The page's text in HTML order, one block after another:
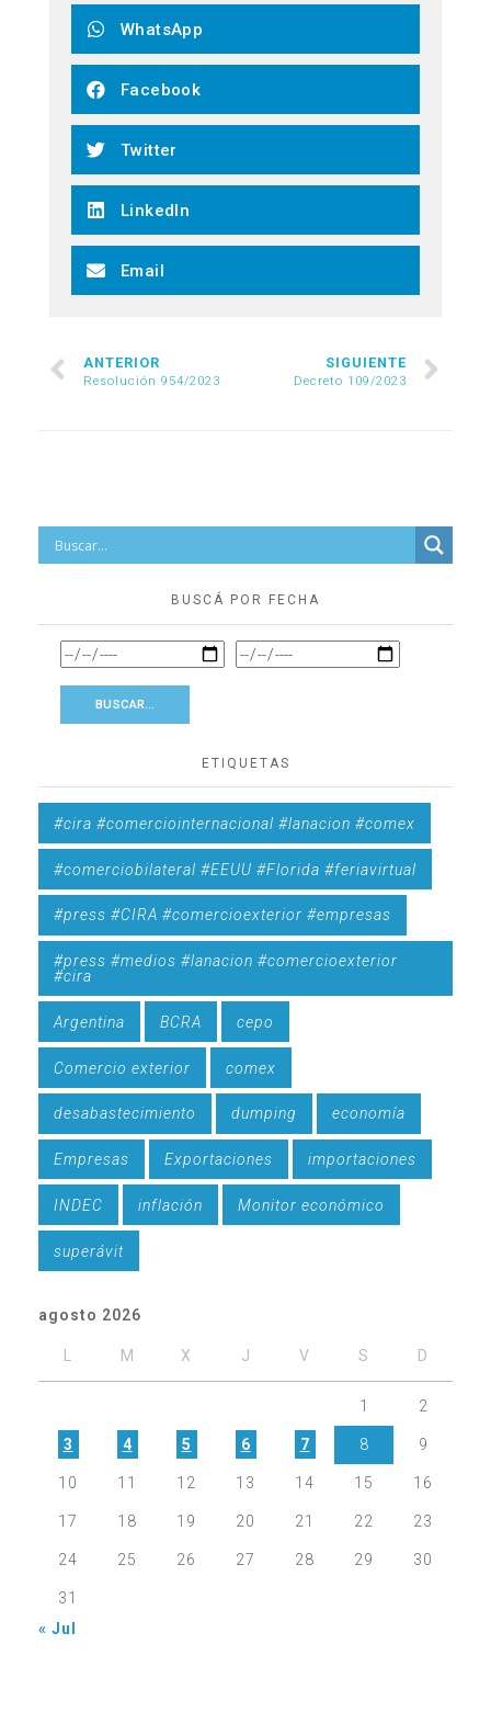
WhatsApp
Facebook
Twitter
LinkedIn
Email
ANTERIOR
Resolución 954/2023
SIGUIENTE
Decreto 109/2023
BUSCÁ POR FECHA
ETIQUETAS
#cira #comerciointernacional #lanacion #comex
#comerciobilateral #EEUU #Florida #feriavirtual
#press #CIRA #comercioexterior #empresas
#press #medios #lanacion #comercioexterior
#cira
Argentina BCRA cepo
Comercio exterior comex
desabastecimiento dumping economía
Empresas Exportaciones importaciones
INDEC inflación Monitor económico
superávit
agosto 2026
L M X J V S D
1 2
3 4 5 6 7 8 9
10 11 12 13 14 15 16
17 18 19 20 21 22 23
24 25 26 27 28 29 30
31
« Jul